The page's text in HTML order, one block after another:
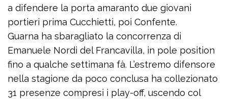
a difendere la porta amaranto due giovani
portieri prima Cucchietti, poi Confente.
Guarna ha sbaragliato la concorrenza di
Emanuele Nordi del Francavilla, in pole position
fino a qualche settimana fà. L’estremo difensore
nella stagione da poco conclusa ha collezionato
31 presenze compresi i play-off, uscendo col